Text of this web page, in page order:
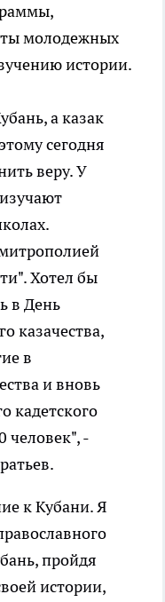
молодежных
истории.
а казак
сегодня
веру. У
Хотел бы
в День
казачества,
в
и вновь
кадетского
человек", -
к Кубани. Я
пройдя
истории,